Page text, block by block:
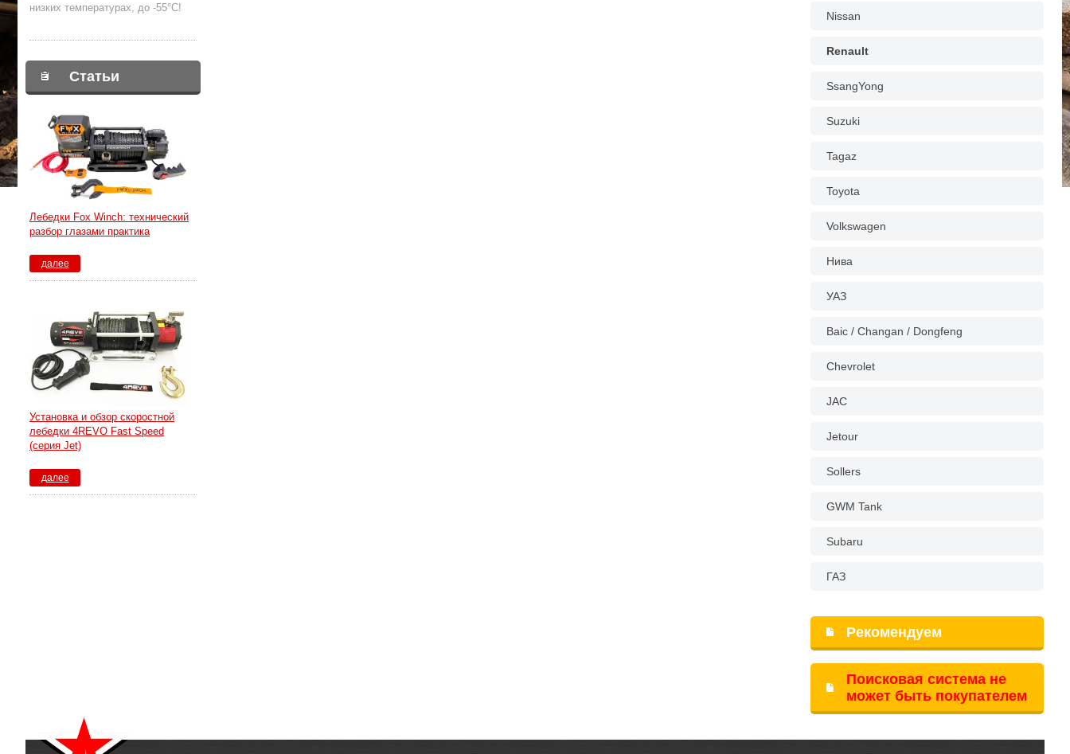
низких температурах, до -55°С!
Статьи
Лебедки Fox Winch: технический
разбор глазами практика
далее
Установка и обзор скоростной
лебедки 4REVO Fast Speed
(серия Jet)
далее
Nissan
Renault
SsangYong
Suzuki
Tagaz
Toyota
Volkswagen
Нива
УАЗ
Baic / Changan / Dongfeng
Chevrolet
JAC
Jetour
Sollers
GWM Tank
Subaru
ГАЗ
Рекомендуем
Поисковая система не
может быть покупателем